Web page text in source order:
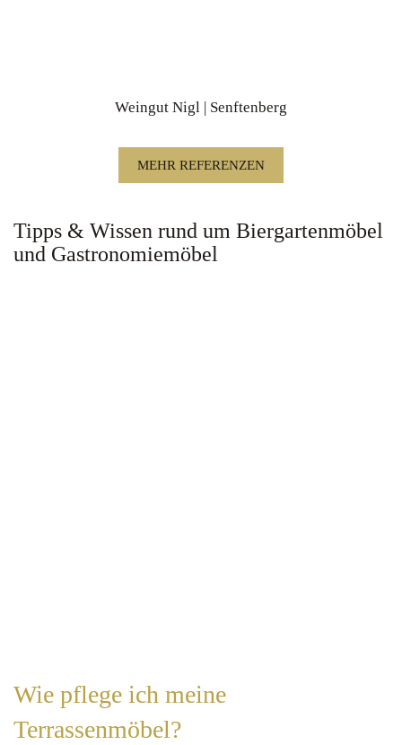
Weingut Nigl | Senftenberg
MEHR REFERENZEN
Tipps & Wissen rund um Biergartenmöbel
und Gastronomiemöbel
Wie pflege ich meine
Terrassenmöbel?